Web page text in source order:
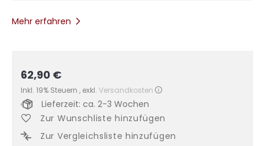
Mehr erfahren
62,90 €
Inkl. 19% Steuern , exkl. Versandkosten
Lieferzeit: ca. 2-3 Wochen
Zur Wunschliste hinzufügen
Zur Vergleichsliste hinzufügen